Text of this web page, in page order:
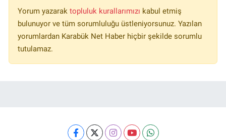
Yorum yazarak topluluk kurallarımızı kabul etmiş
bulunuyor ve tüm sorumluluğu üstleniyorsunuz. Yazılan
yorumlardan Karabük Net Haber hiçbir şekilde sorumlu
tutulamaz.